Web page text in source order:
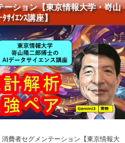
ション【東京情報大学・嵜山
ｻｲｴﾝｽ講座】
費者セグメンテーション【東京情報大